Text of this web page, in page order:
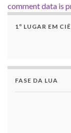
comment data is
1º LUGAR EM
FASE DA LUA